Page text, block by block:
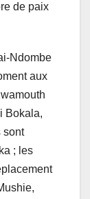
de paix
Ndombe
aux
Bokala,
sont
; les